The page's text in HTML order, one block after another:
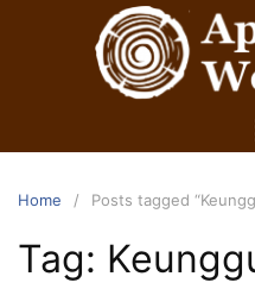
Home Posts tagged
Tag: